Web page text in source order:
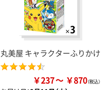
丸美屋 キャラクターふりかけ
￥237 ￥870